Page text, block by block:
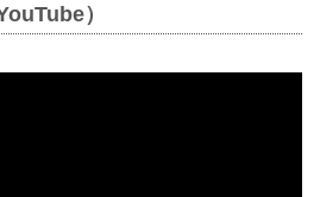
）